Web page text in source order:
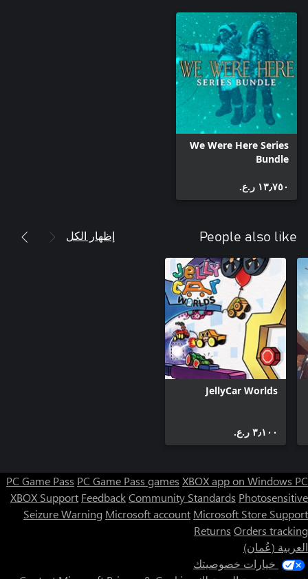
We Were Here Series
Bundle
١٣٫٧٥٠ ر.ع.‏
People also like إظهار الكل
JellyCar Worlds
٣٫١٠٠ ر.ع.‏
PC Game Pass PC Game Pass games XBOX app on Windows PC
XBOX Support FeedbackCommunity Standards Photosensitive
Seizure Warning Microsoft account Microsoft Store Support
Returns Orders tracking
العربية (عُمان)
خيارات خصوصيتك